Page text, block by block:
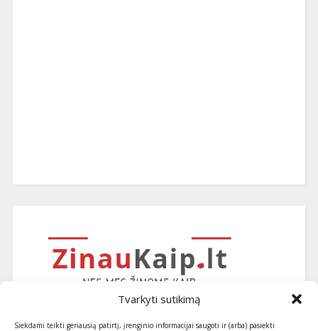
Tvarkyti sutikimą
Siekdami teikti geriausią patirtį, įrenginio informacijai saugoti ir (arba) pasiekti